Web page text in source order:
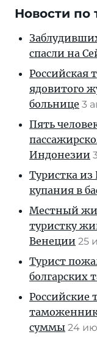
Новости по
спасли на
Российская
ядовитого
больнице 3
Пять
Индонезии
Туристка из
купания в
Местный
туристку
Венеции 25
Турист
болгарских
Российские
суммы 24